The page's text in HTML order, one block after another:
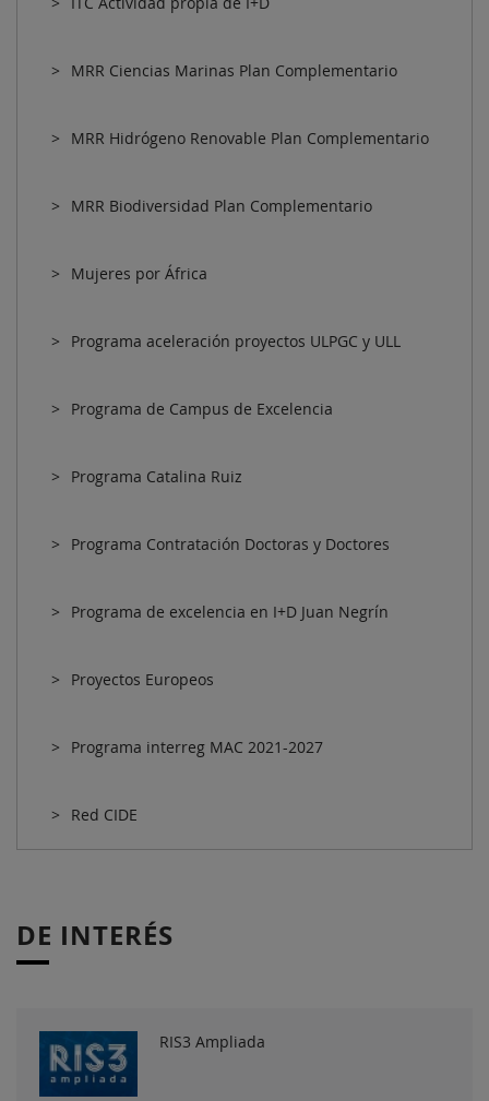
MRR Ciencias Marinas Plan Complementario
MRR Hidrógeno Renovable Plan Complementario
MRR Biodiversidad Plan Complementario
Mujeres por África
Programa aceleración proyectos ULPGC y ULL
Programa de Campus de Excelencia
Programa Catalina Ruiz
Programa Contratación Doctoras y Doctores
Programa de excelencia en I+D Juan Negrín
Proyectos Europeos
Programa interreg MAC 2021-2027
Red CIDE
DE INTERÉS
RIS3 Ampliada